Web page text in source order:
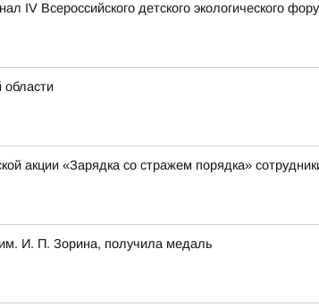
Всероссийского детского экологического
области
акции «Зарядка со стражем порядка»
И. П. Зорина, получила медаль